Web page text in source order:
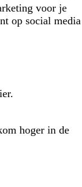
voor je
op social media
hoger in de